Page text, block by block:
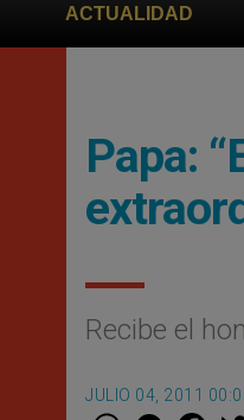
ACTUALIDAD
ayuda a Marco
Papa:
Recibe el
JULIO 04, 2011